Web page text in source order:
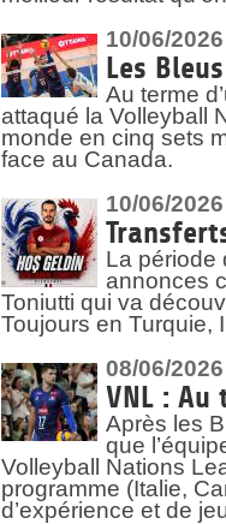
10/06/2026
Les
Au terme
attaqué la Volleyball
monde en cinq sets
face au Canada.
10/06/2026
La période
annonces
Toniutti qui va
Toujours en Turquie,
08/06/2026
VNL : Au
Après les
que
Volleyball Nations
programme (Italie,
d’expérience et de